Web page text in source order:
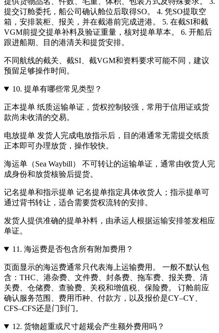
提交订舱委托，船公司确认舱位后取得SO。 4. 凭SO提取空
箱，安排装柜、报关，并在截港前完成进港。 5. 在截SI和截
VGM前提交提单补料及验证重量，核对提单草本。 6. 开船后
跟进船期、目的港清关和提货安排。
不同航线的截关、截SI、截VGM和资料要求可能不同，建议
预留足够操作时间。
10. 提单有哪些常见类型？
正本提单 纸质运输单证，货权控制较强，常用于信用证或货
款尚未收清的交易。
电放提单 发货人完成电放指示后，目的港通常无需提交纸质
正本即可办理放货，操作较快。
海运单（Sea Waybill） 不可转让的运输单证，通常由收货人完
成身份和放货核验后提货。
记名提单和指示提单 记名提单指定具体收货人；指示提单可
通过背书转让，适合需要货权流转的安排。
发货人提供准确的提单补料，由承运人根据运输安排签发相应
单证。
11. 海运费是否包含所有附加费用？
页面显示的海运费通常只代表海上运输费用。 一般不默认包
含：THC、港杂费、文件费、封条费、拖车费、报关费、清
关费、仓储费、查验费、关税和增值税、保险费。 订舱前应
确认服务范围、费用币种、付款方，以及报价是CY–CY、
CFS–CFS还是门到门。
12. 货物超重或尺寸超规会产生额外费用吗？